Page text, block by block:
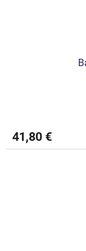
41,80 €